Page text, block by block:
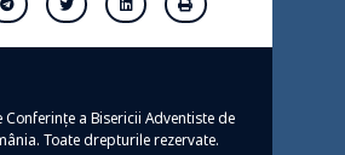
a Bisericii Adventiste de
Toate drepturile rezervate.